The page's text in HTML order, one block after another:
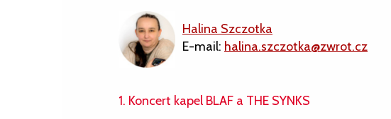
Halina Szczotka
E-mail: halina.szczotka@zwrot.cz
1. Koncert kapel BLAF a THE SYNKS